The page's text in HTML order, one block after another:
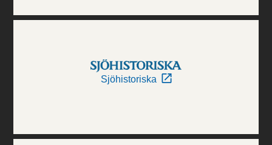
Sjöhistoriska